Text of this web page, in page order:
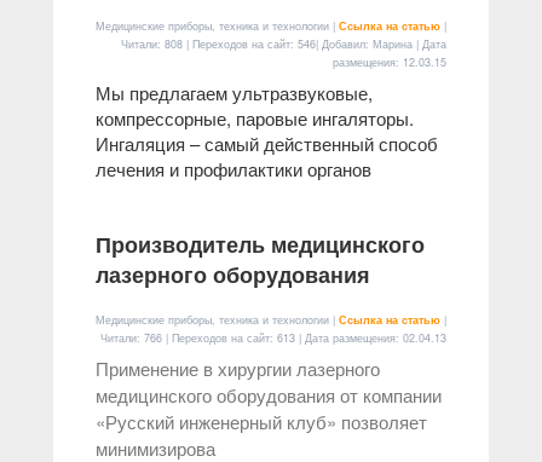
Медицинские приборы, техника и технологии | Ссылка на статью |
Читали: 808 | Переходов на сайт: 546| Добавил: Марина | Дата
размещения: 12.03.15
Мы предлагаем ультразвуковые,
компрессорные, паровые ингаляторы.
Ингаляция – самый действенный способ
лечения и профилактики органов
Производитель медицинского
лазерного оборудования
Медицинские приборы, техника и технологии | Ссылка на статью |
Читали: 766 | Переходов на сайт: 613 | Дата размещения: 02.04.13
Применение в хирургии лазерного
медицинского оборудования от компании
«Русский инженерный клуб» позволяет
минимизирова